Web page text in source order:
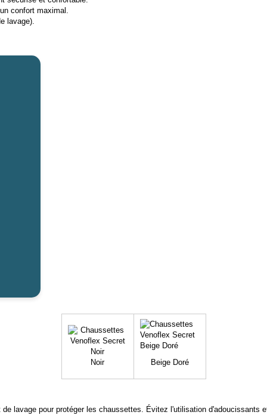
confort maximal.
lavage).
Noir Beige Doré
lavage pour protéger les chaussettes. Évitez l'utilisation d'adoucissants